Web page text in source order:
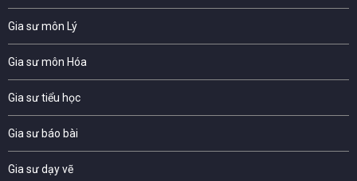
Gia sư môn Lý
Gia sư môn Hóa
Gia sư tiểu học
Gia sư báo bài
Gia sư dạy vẽ